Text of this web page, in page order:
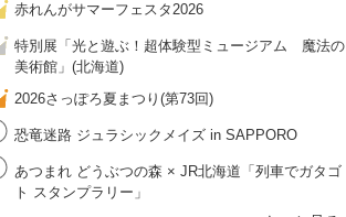
赤れんがサマーフェスタ2026
特別展「光と遊ぶ！超体験型ミュージアム 魔法の
美術館」(北海道)
2026さっぽろ夏まつり(第73回)
恐竜迷路 ジュラシックメイズ in SAPPORO
あつまれ どうぶつの森 × JR北海道「列車でガタゴ
ト スタンプラリー」